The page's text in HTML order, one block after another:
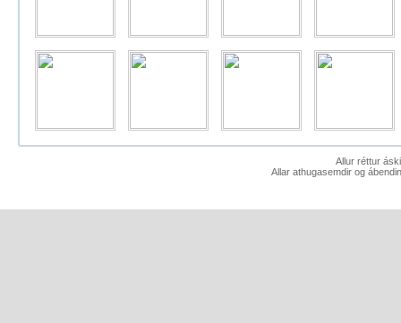
Allur réttur
Allar athugasemdir og